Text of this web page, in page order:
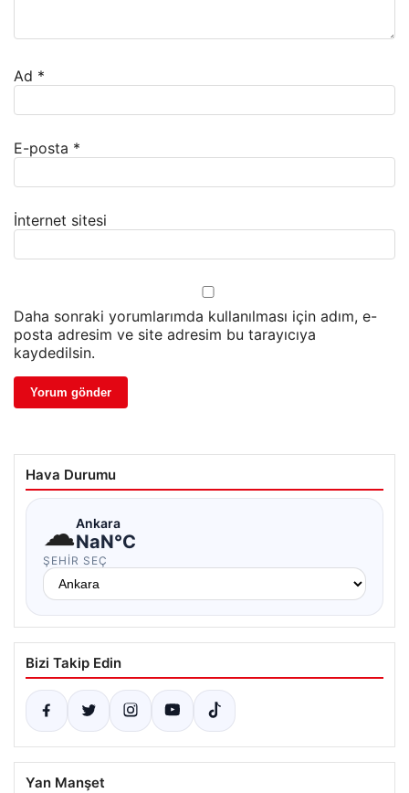
Ad *
E-posta *
İnternet sitesi
Daha sonraki yorumlarımda kullanılması için adım, e-
posta adresim ve site adresim bu tarayıcıya
kaydedilsin.
Hava Durumu
☁Ankara
NaN°C
ŞEHIR SEÇ
Bizi Takip Edin
Yan Manşet